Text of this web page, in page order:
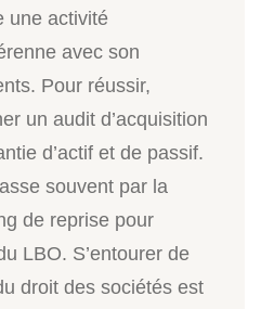
une activité
avec son
Pour réussir,
un audit d’acquisition
d’actif et de passif.
souvent par la
de reprise pour
LBO. S’entourer de
droit des sociétés est